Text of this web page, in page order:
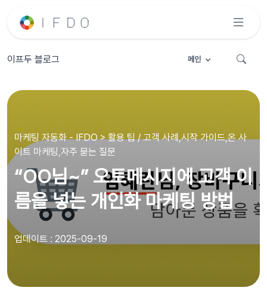
이프두 블로그 메인
마케팅 자동화 - IFDO > 활용 팁 / 고객 사례,시작 가이드,온 사
이트 마케팅,자주 묻는 질문
“OO님~” 오토메시지에 고객 이
름을 넣는 개인화 마케팅 방법
업데이트 : 2025-09-19